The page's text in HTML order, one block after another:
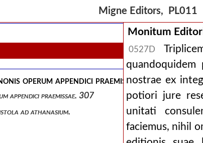
Migne Editors, PL011
complectens: 1 º potamii tractatus duos et epistolam unam
operum appendici praemissae. 307
appendici praemissae. 307
ad athanasium.
Monitum
0527D
nostrae ex
potiori jure
unitati
faciemus, nihil